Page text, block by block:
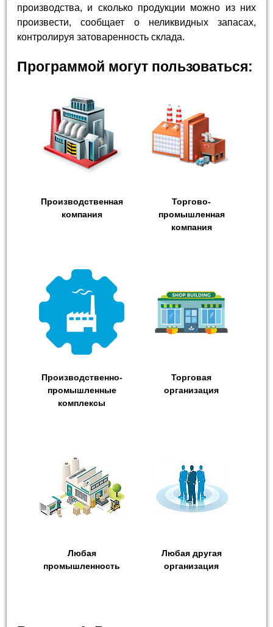
производства, и сколько продукции можно из них
произвести, сообщает о неликвидных запасах,
контролируя затоваренность склада.
Программой могут пользоваться:
Производственная
компания
Торгово-
промышленная
компания
Производственно-
промышленные
комплексы
Торговая
организация
Любая
промышленность
Любая другая
организация